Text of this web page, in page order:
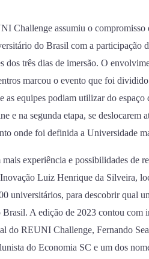
Challenge assumiu o compromisso
do Brasil com a participação
dos três dias de imersão. O
marcou o evento que foi
as equipes podiam utilizar do
e na segunda etapa, se deslocarem
onde foi definida a Universidade
experiência e possibilidades de
Luiz Henrique da Silveira,
universitários, para descobrir qual
Brasil. A edição de 2023 contou com
do REUNI Challenge, Fernando
do Economia SC e um dos